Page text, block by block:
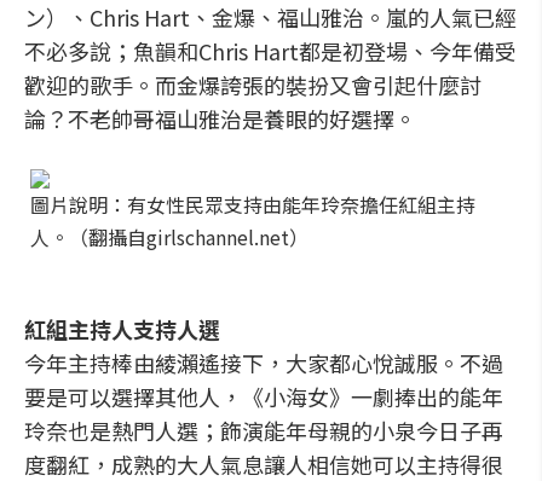
ン）、Chris Hart、金爆、福山雅治。嵐的人氣已經
不必多說；魚韻和Chris Hart都是初登場、今年備受
歡迎的歌手。而金爆誇張的裝扮又會引起什麼討
論？不老帥哥福山雅治是養眼的好選擇。
圖片說明：有女性民眾支持由能年玲奈擔任紅組主持
人。（翻攝自girlschannel.net）
紅組主持人支持人選
今年主持棒由綾瀨遙接下，大家都心悅誠服。不過
要是可以選擇其他人，《小海女》一劇捧出的能年
玲奈也是熱門人選；飾演能年母親的小泉今日子再
度翻紅，成熟的大人氣息讓人相信她可以主持得很